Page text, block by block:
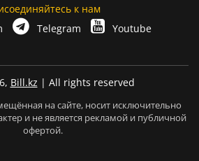
к нам
Telegram Youtube
Bill.kz | All rights reserved
на сайте, носит исключительно
и не является рекламой и публичной
офертой.